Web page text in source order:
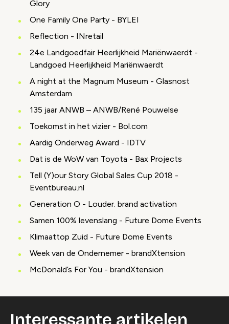
Glory
One Family One Party - BYLEI
Reflection - INretail
24e Landgoedfair Heerlijkheid Mariënwaerdt -
Landgoed Heerlijkheid Mariënwaerdt
A night at the Magnum Museum - Glasnost
Amsterdam
135 jaar ANWB – ANWB/René Pouwelse
Toekomst in het vizier - Bol.com
Aardig Onderweg Award - IDTV
Dat is de WoW van Toyota - Bax Projects
Tell (Y)our Story Global Sales Cup 2018 -
Eventbureau.nl
Generation O - Louder. brand activation
Samen 100% levenslang - Future Dome Events
Klimaattop Zuid - Future Dome Events
Week van de Ondernemer - brandXtension
McDonald’s For You - brandXtension
Interessante artikelen